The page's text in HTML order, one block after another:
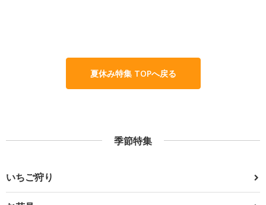
夏休み特集 TOPへ戻る
季節特集
いちご狩り